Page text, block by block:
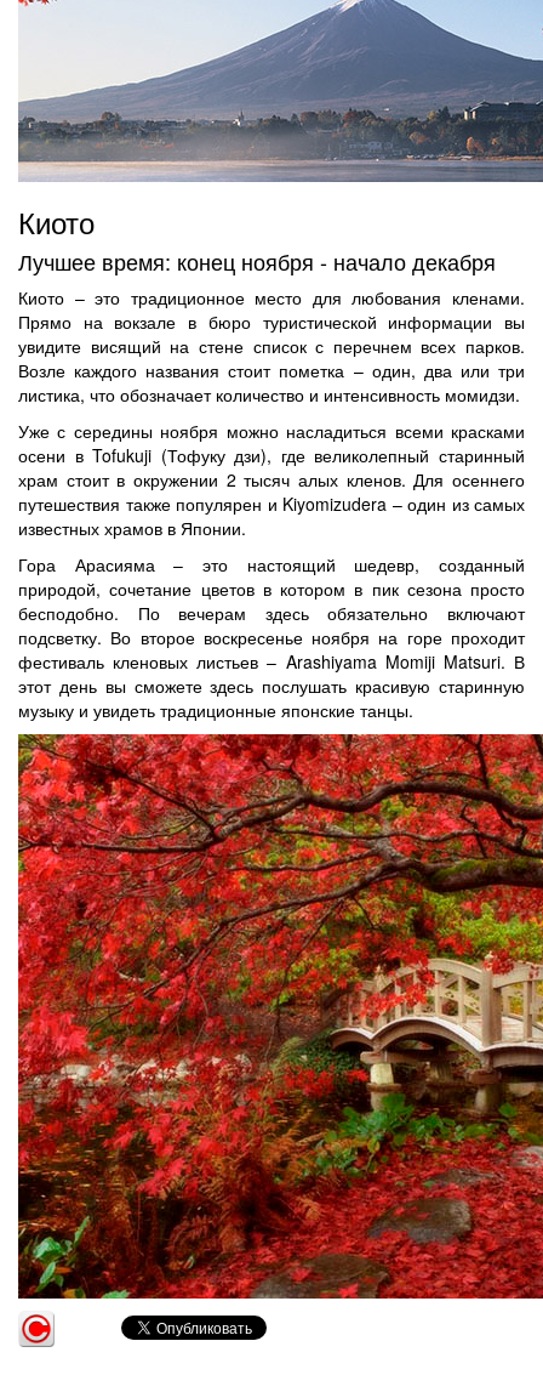
Киото
Лучшее время: конец ноября - начало декабря
Киото – это традиционное место для любования кленами.
Прямо на вокзале в бюро туристической информации вы
увидите висящий на стене список с перечнем всех парков.
Возле каждого названия стоит пометка – один, два или три
листика, что обозначает количество и интенсивность момидзи.
Уже с середины ноября можно насладиться всеми красками
осени в Tofukuji (Тофуку дзи), где великолепный старинный
храм стоит в окружении 2 тысяч алых кленов. Для осеннего
путешествия также популярен и Kiyomizudera – один из самых
известных храмов в Японии.
Гора Арасияма – это настоящий шедевр, созданный
природой, сочетание цветов в котором в пик сезона просто
бесподобно. По вечерам здесь обязательно включают
подсветку. Во второе воскресенье ноября на горе проходит
фестиваль кленовых листьев – Arashiyama Momiji Matsuri. В
этот день вы сможете здесь послушать красивую старинную
музыку и увидеть традиционные японские танцы.